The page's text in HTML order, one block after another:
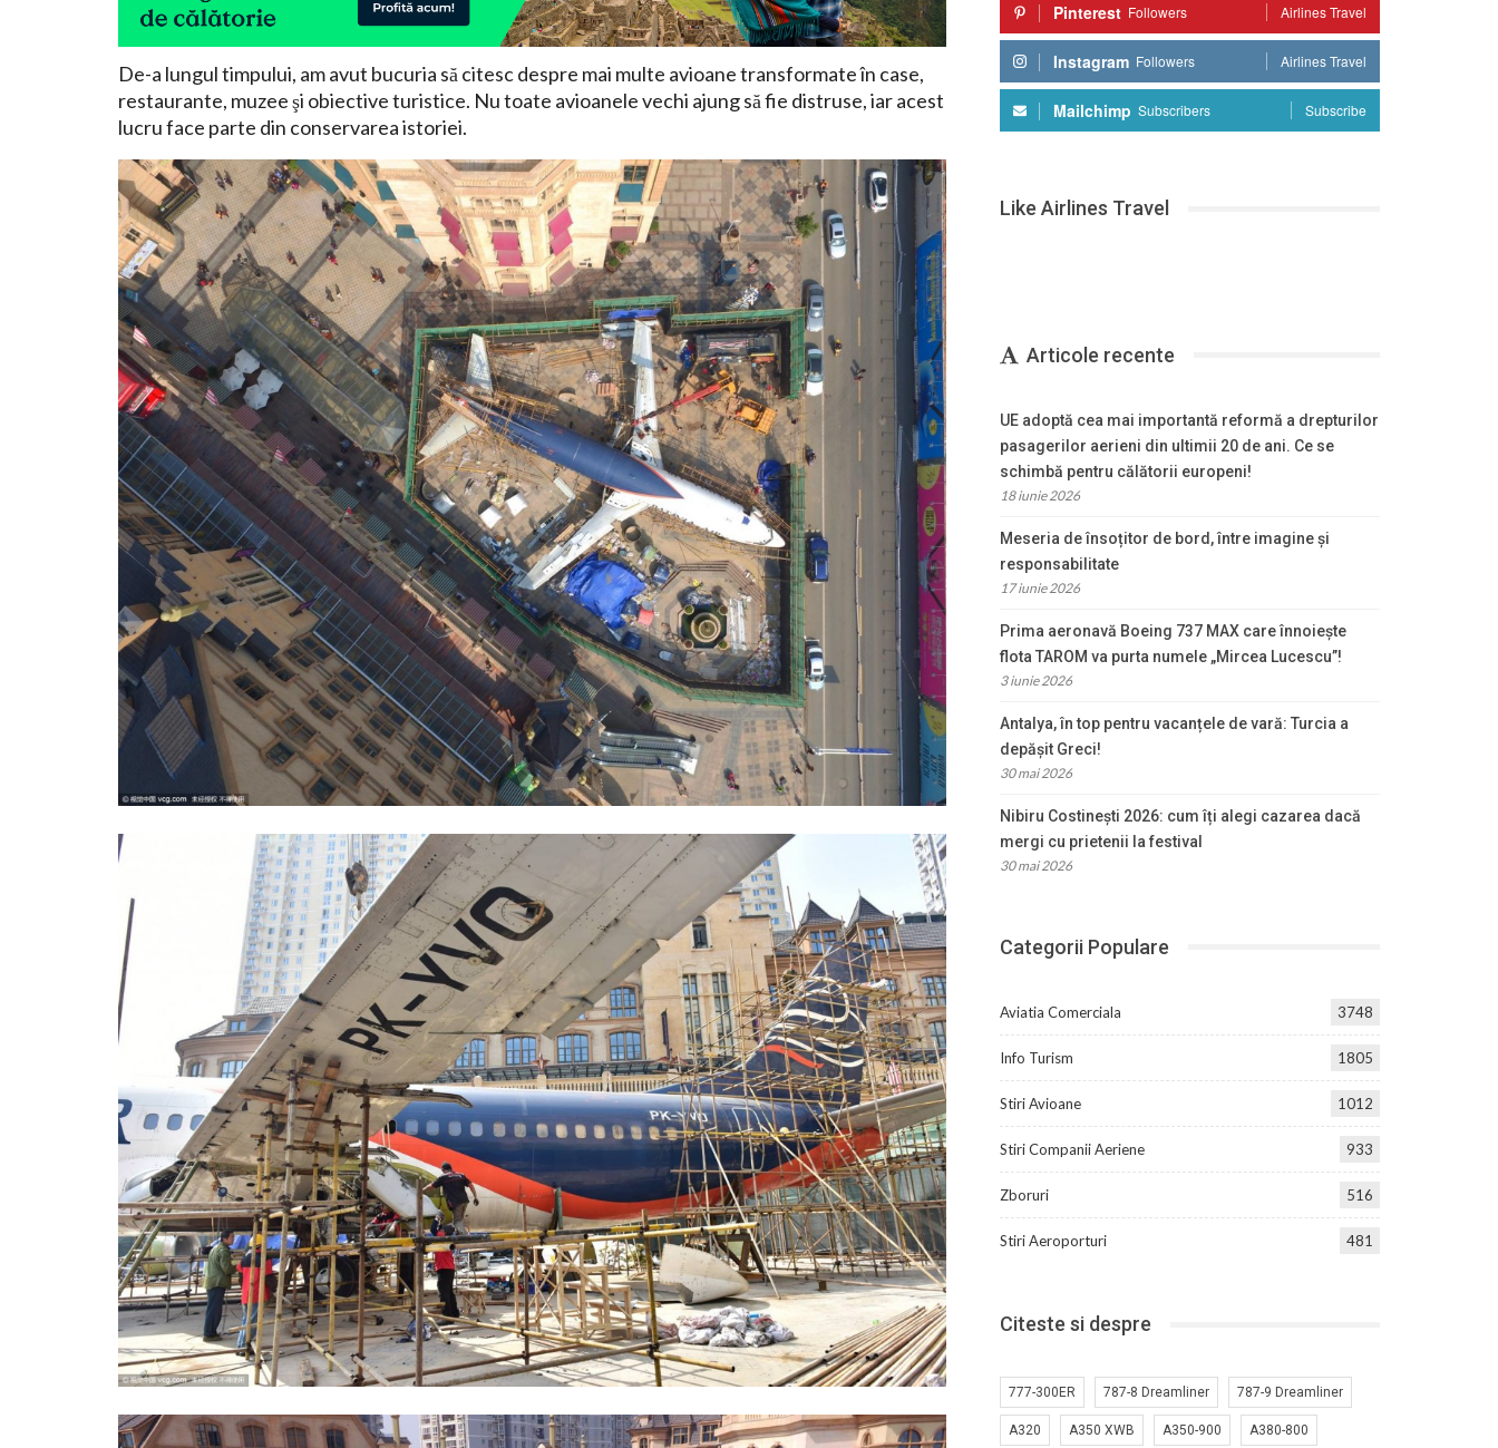
De-a lungul timpului, am avut bucuria să citesc despre mai multe avioane transformate în case,
restaurante, muzee şi obiective turistice. Nu toate avioanele vechi ajung să fie distruse, iar acest
lucru face parte din conservarea istoriei.
Pinterest Followers Airlines Travel
Instagram Followers Airlines Travel
Mailchimp Subscribers Subscribe
Like Airlines Travel
Articole recente
UE adoptă cea mai importantă reformă a drepturilor
pasagerilor aerieni din ultimii 20 de ani. Ce se
schimbă pentru călătorii europeni!
18 iunie 2026
Meseria de însoțitor de bord, între imagine și
responsabilitate
17 iunie 2026
Prima aeronavă Boeing 737 MAX care înnoiește
flota TAROM va purta numele „Mircea Lucescu”!
3 iunie 2026
Antalya, în top pentru vacanțele de vară: Turcia a
depășit Greci!
30 mai 2026
Nibiru Costinești 2026: cum îți alegi cazarea dacă
mergi cu prietenii la festival
30 mai 2026
Categorii Populare
Aviatia Comerciala 3748
Info Turism 1805
Stiri Avioane 1012
Stiri Companii Aeriene 933
Zboruri 516
Stiri Aeroporturi 481
Citeste si despre
777-300ER 787-8 Dreamliner 787-9 Dreamliner
A320 A350 XWB A350-900 A380-800